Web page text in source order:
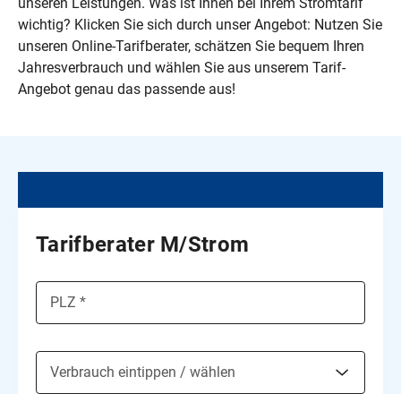
wichtig? Klicken Sie sich durch unser Angebot: Nutzen Sie
unseren Online-Tarifberater, schätzen Sie bequem Ihren
Jahresverbrauch und wählen Sie aus unserem Tarif-
Angebot genau das passende aus!
Tarifberater M/Strom
PLZ *
Verbrauch eintippen / wählen